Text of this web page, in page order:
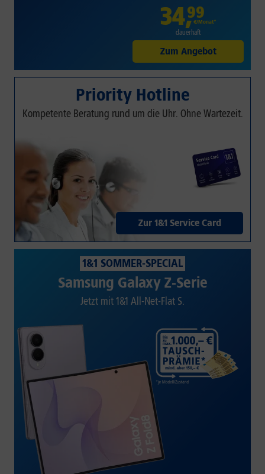
34,99
€/Monat*
dauerhaft
Zum Angebot
Priority Hotline
Kompetente Beratung rund um die Uhr. Ohne Wartezeit.
Zur 1&1 Service Card
1&1 SOMMER-SPECIAL
Samsung Galaxy Z-Serie
Jetzt mit 1&1 All-Net-Flat S.